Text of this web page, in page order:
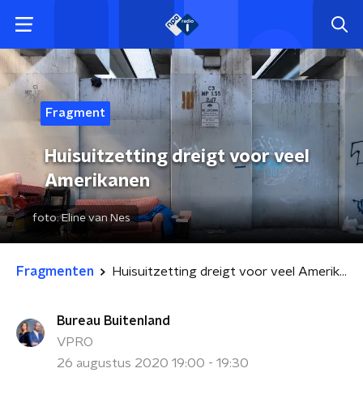
Fragment
Huisuitzetting dreigt voor veel
Amerikanen
foto:Eline van Nes
Fragmenten Huisuitzetting dreigt voor veel Amerikanen
Bureau Buitenland
VPRO
26 augustus 2020 19:00 - 19:30